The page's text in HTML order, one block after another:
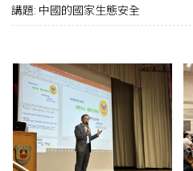
講題: 中國的國家生態安全